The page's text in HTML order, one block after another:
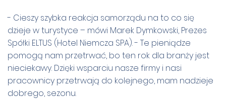
- Cieszy szybka reakcja samorządu na to co się
dzieje w turystyce – mówi Marek Dymkowski, Prezes
Spółki ELTUS (Hotel Niemcza SPA). - Te pieniądze
pomogą nam przetrwać, bo ten rok dla branży jest
nieciekawy. Dzięki wsparciu nasze firmy i nasi
pracownicy przetrwają do kolejnego, mam nadzieje
dobrego, sezonu.